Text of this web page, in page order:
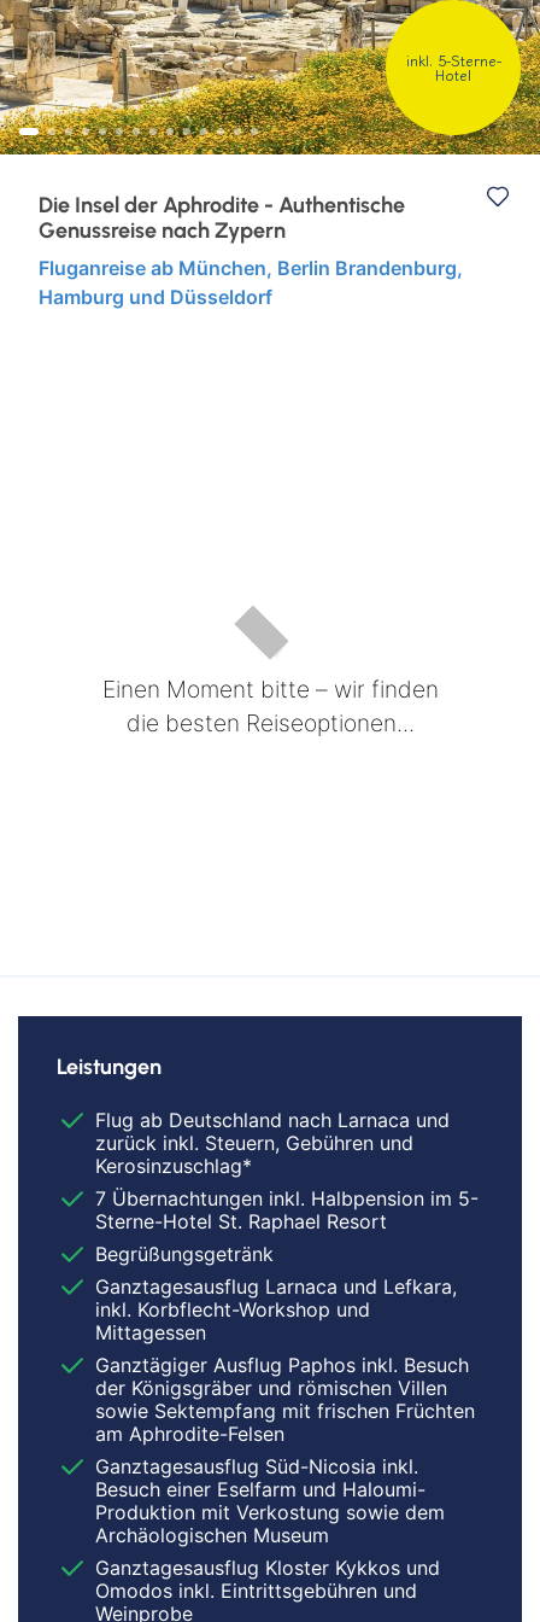
Eventreisen
Klassische Konzerte
Konzertreisen
Kurzurlaub
Kunst, Kultur & Kulinarik
Städtereisen
Ruhr & Rhein
Europa
inkl. 5-Sterne-
Hotel
Die Insel der Aphrodite - Authentische
Genussreise nach Zypern
Fluganreise ab München, Berlin Brandenburg,
Hamburg und Düsseldorf
Einen Moment bitte – wir finden
die besten Reiseoptionen...
Leistungen
Flug ab Deutschland nach Larnaca und
zurück inkl. Steuern, Gebühren und
Kerosinzuschlag*
7 Übernachtungen inkl. Halbpension im 5-
Sterne-Hotel St. Raphael Resort
Begrüßungsgetränk
Ganztagesausflug Larnaca und Lefkara,
inkl. Korbflecht-Workshop und
Mittagessen
Ganztägiger Ausflug Paphos inkl. Besuch
der Königsgräber und römischen Villen
sowie Sektempfang mit frischen Früchten
am Aphrodite-Felsen
Ganztagesausflug Süd-Nicosia inkl.
Besuch einer Eselfarm und Haloumi-
Produktion mit Verkostung sowie dem
Archäologischen Museum
Ganztagesausflug Kloster Kykkos und
Omodos inkl. Eintrittsgebühren und
Weinprobe